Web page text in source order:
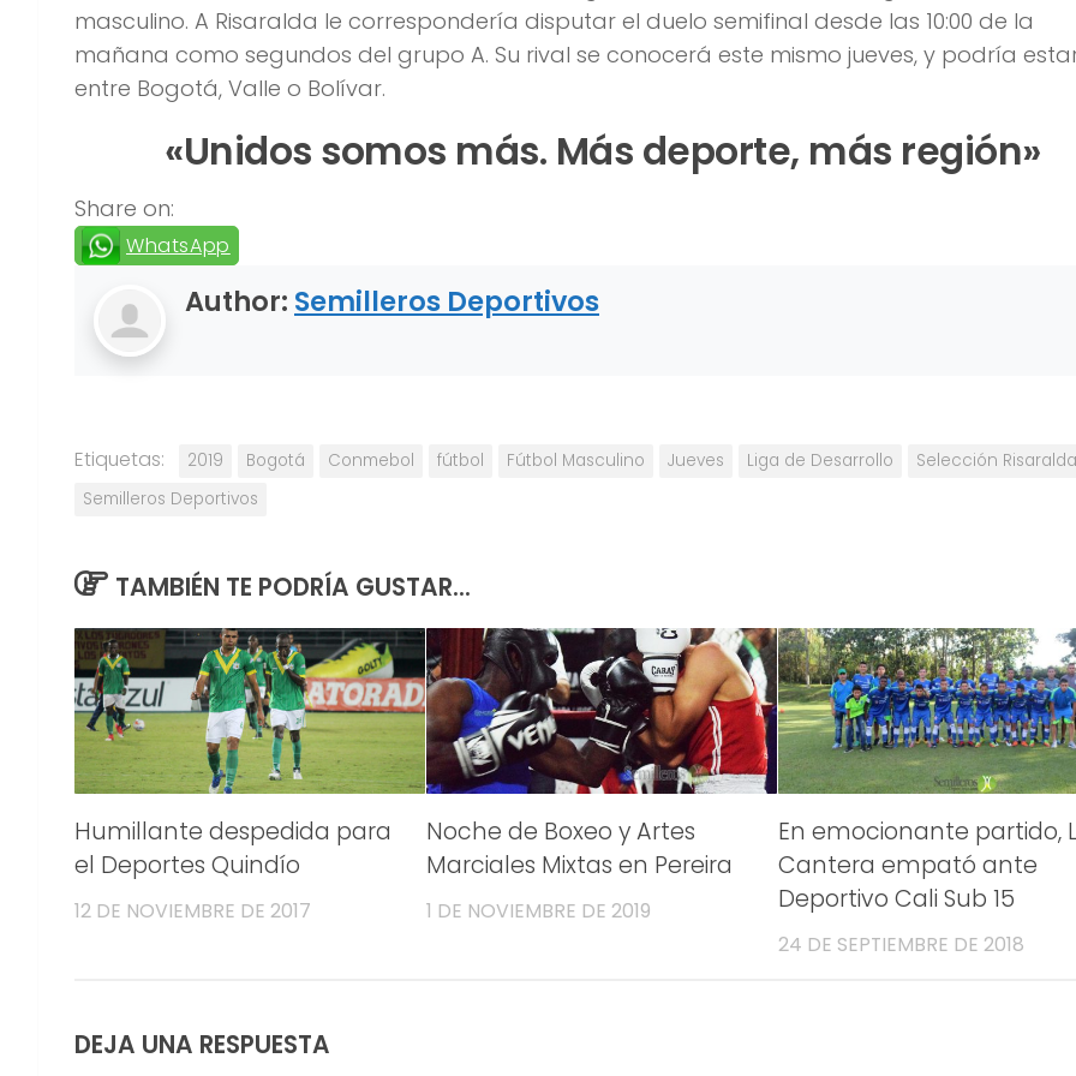
masculino. A Risaralda le correspondería disputar el duelo semifinal desde las 10:00 de la
mañana como segundos del grupo A. Su rival se conocerá este mismo jueves, y podría
entre Bogotá, Valle o Bolívar.
«Unidos somos más. Más deporte, más región»
Share on:
WhatsApp
Author: Semilleros Deportivos
Etiquetas: 2019 Bogotá Conmebol fútbol Fútbol Masculino Jueves Liga de Desarrollo
Selección Risaralda
Semilleros Deportivos
TAMBIÉN TE PODRÍA GUSTAR...
Humillante despedida para
el Deportes Quindío
12 DE NOVIEMBRE DE 2017
Noche de Boxeo y Artes
Marciales Mixtas en Pereira
1 DE NOVIEMBRE DE 2019
En emocionante partido,
Cantera empató ante
Deportivo Cali Sub 15
24 DE SEPTIEMBRE DE 2018
DEJA UNA RESPUESTA